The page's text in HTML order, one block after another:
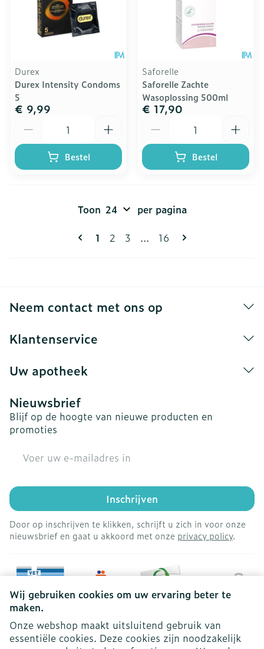
Wij gebruiken cookies om uw ervaring beter te
maken.
Onze webshop maakt uitsluitend gebruik van
essentiële cookies. Deze cookies zijn noodzakelijk
Durex
Durex Intensity Condoms
5
€ 9,99
Bestel
Saforelle
Saforelle Zachte
Wasoplossing 500ml
€ 17,90
Bestel
Pagina's
U lees momenteel pagina
1 Pagina
2 Pagina
3 ... Pagina
16
Toon per pagina
Neem contact met ons op
Klantenservice
Uw apotheek
Nieuwsbrief
Blijf op de hoogte van nieuwe producten en
promoties
Inschrijven
Door op inschrijven te klikken, schrijft u zich in voor onze
nieuwsbrief en gaat u akkoord met onze privacy policy.